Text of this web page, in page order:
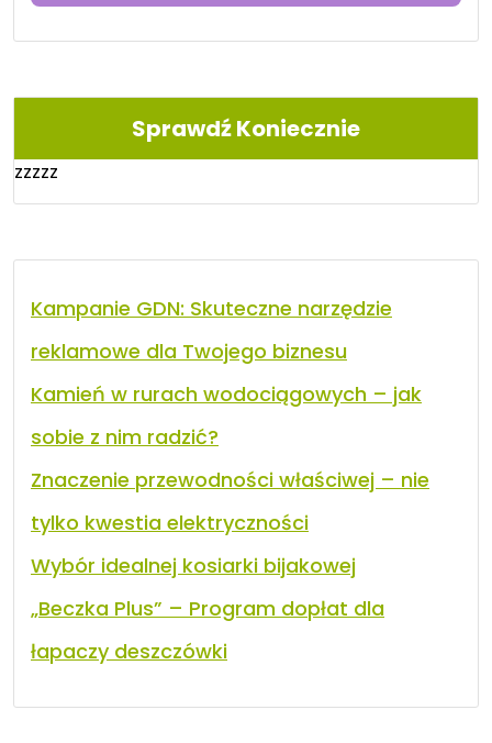
Sprawdź Koniecznie
zzzzz
Kampanie GDN: Skuteczne narzędzie
reklamowe dla Twojego biznesu
Kamień w rurach wodociągowych – jak
sobie z nim radzić?
Znaczenie przewodności właściwej – nie
tylko kwestia elektryczności
Wybór idealnej kosiarki bijakowej
„Beczka Plus” – Program dopłat dla
łapaczy deszczówki